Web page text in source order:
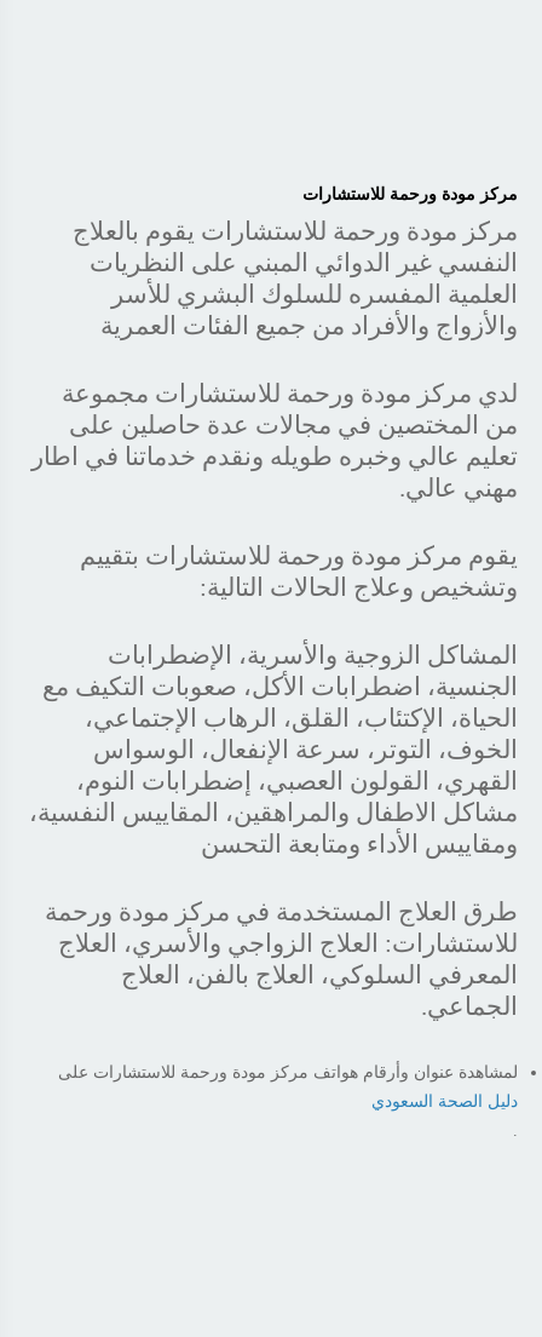
مركز مودة ورحمة للاستشارات
مركز مودة ورحمة للاستشارات يقوم بالعلاج
النفسي غير الدوائي المبني على النظريات
العلمية المفسره للسلوك البشري للأسر
والأزواج والأفراد من جميع الفئات العمرية
لدي مركز مودة ورحمة للاستشارات مجموعة
من المختصين في مجالات عدة حاصلين على
تعليم عالي وخبره طويله ونقدم خدماتنا في اطار
مهني عالي.
يقوم مركز مودة ورحمة للاستشارات بتقييم
وتشخيص وعلاج الحالات التالية​:
المشاكل الزوجية والأسرية، الإضطرابات
الجنسية، اضطرابات الأكل، صعوبات التكيف مع
الحياة، الإكتئاب، القلق، الرهاب الإجتماعي،
الخوف، التوتر، سرعة الإنفعال، الوسواس
القهري، القولون العصبي، إضطرابات النوم،
مشاكل الاطفال والمراهقين، المقاييس النفسية،
ومقاييس الأداء ومتابعة التحسن
طرق العلاج المستخدمة في مركز مودة ورحمة
للاستشارات: العلاج الزواجي والأسري، العلاج
المعرفي السلوكي، العلاج بالفن، العلاج
الجماعي.
لمشاهدة عنوان وأرقام هواتف مركز مودة ورحمة للاستشارات على
دليل الصحة السعودي
.